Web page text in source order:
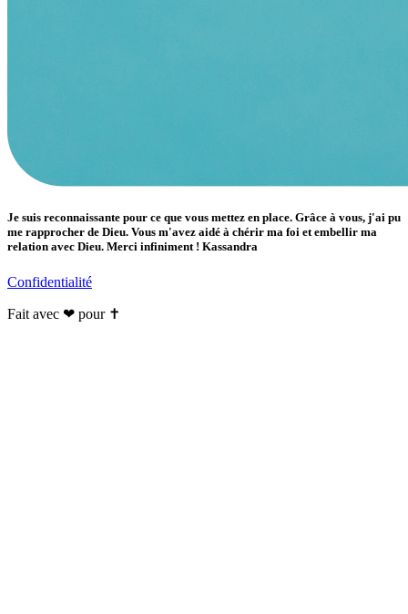
Je suis reconnaissante pour ce que vous mettez en place. Grâce à vous, j'ai pu
me rapprocher de Dieu. Vous m'avez aidé à chérir ma foi et embellir ma
relation avec Dieu. Merci infiniment ! Kassandra
Confidentialité
Fait avec ❤ pour ✝️️